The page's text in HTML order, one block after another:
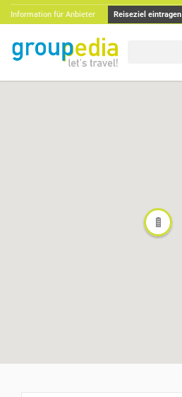
Information für Anbieter Reiseziel eintragen